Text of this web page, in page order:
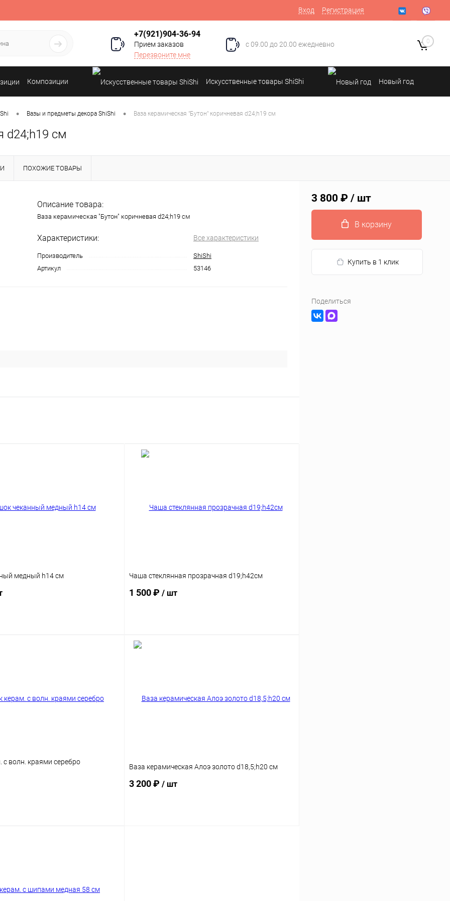
Вход Регистрация
+7(921)904-36-94
Прием заказов
Перезвоните мне
с 09.00 до 20.00 ежедневно 0
Композиции Искусственные товары ShiShi Новый год
• Вазы и предметы декора ShiShi • Ваза керамическая "Бутон" коричневая d24;h19 см
d24;h19 см
ПОХОЖИЕ ТОВАРЫ
Описание товара:
Ваза керамическая "Бутон" коричневая d24;h19 см
Характеристики: Все характеристики
Производитель
ShiShi
Артикул
53146
медный h14 см
В корзину
Чаша стеклянная прозрачная d19;h42см
1 500 ₽ / шт
В корзину
с волн. краями серебро
В корзину
Ваза керамическая Алоэ золото d18,5;h20 см
3 200 ₽ / шт
3 800 ₽ / шт
В корзину
Купить в 1 клик
Поделиться